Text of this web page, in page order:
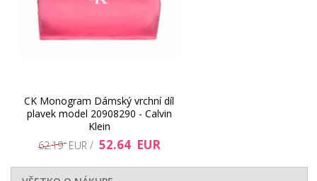
CK Monogram Dámský vrchní díl
plavek model 20908290 - Calvin
Klein
62.19 EUR / 52.64 EUR